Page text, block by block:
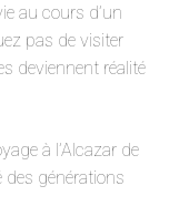
au cours d’un
pas de visiter
deviennent réalité
à l’Alcazar de
des générations